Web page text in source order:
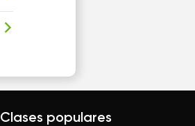
Clases populares